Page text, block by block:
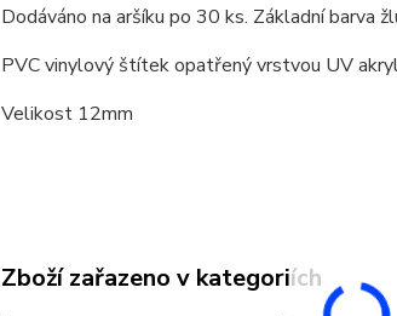
Dodáváno na aršíku po 30 ks. Základní barva
PVC vinylový štítek opatřený vrstvou UV
Velikost 12mm
Zboží zařazeno v kategoriích